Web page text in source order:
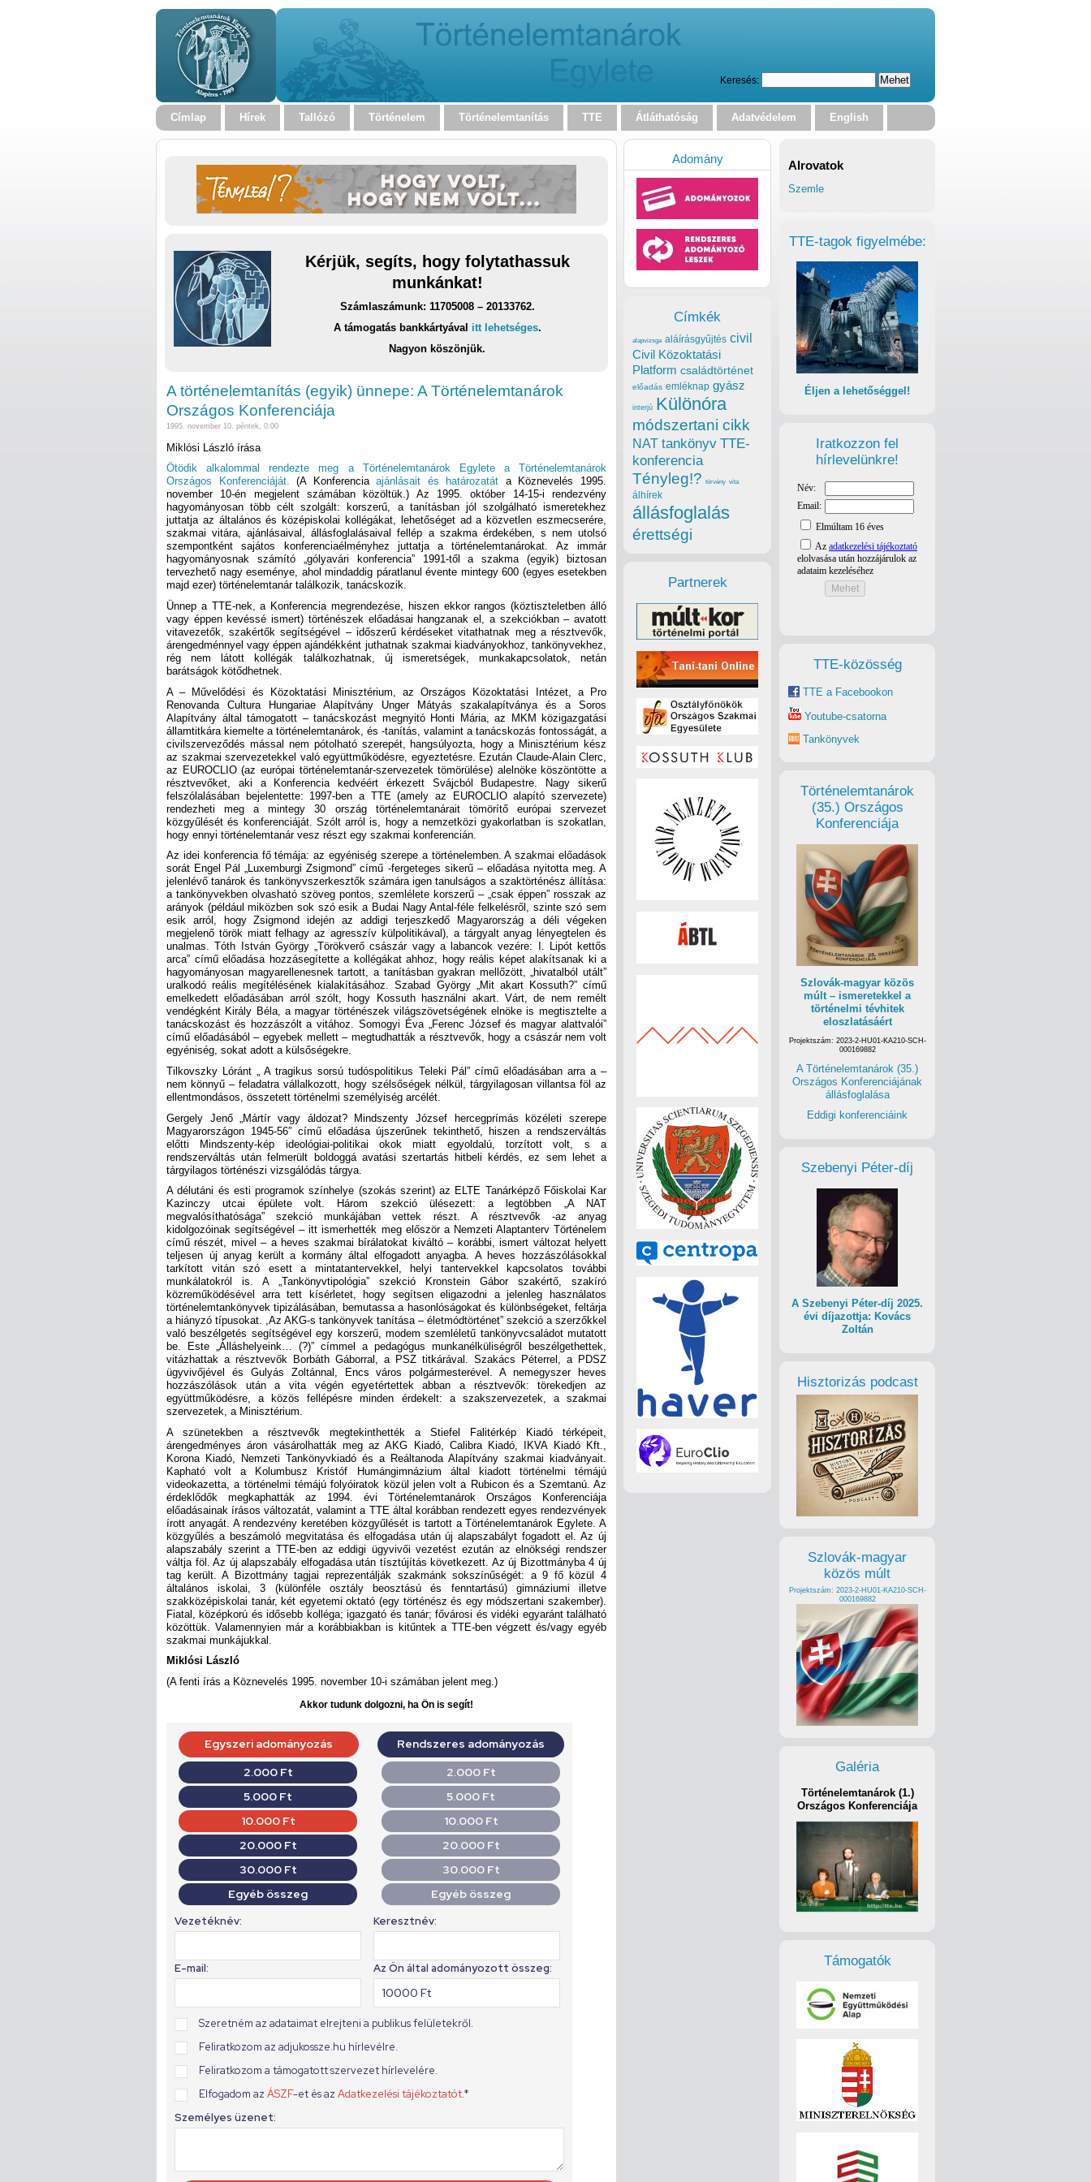
Keresés:
Címlap Hírek Tallózó Történelem Történelemtanítás TTE Átláthatóság Adatvédelem English
Kérjük, segíts, hogy folytathassuk
munkánkat!
Számlaszámunk: 11705008 – 20133762.
A támogatás bankkártyával itt lehetséges.
Nagyon köszönjük.
A történelemtanítás (egyik) ünnepe: A Történelemtanárok
Országos Konferenciája
1995. november 10. péntek, 0:00
Miklósi László írása
Ötödik alkalommal rendezte meg a Történelemtanárok Egylete a Történelemtanárok
Országos Konferenciáját. (A Konferenciaajánlásait és határozatát a Köznevelés 1995.
november 10-én megjelent számában közöltük.) Az 1995. október 14-15-i rendezvény
hagyományosan több célt szolgált: korszerű, a tanításban jól szolgálható ismeretekhez
juttatja az általános és középiskolai kollégákat, lehetőséget ad a közvetlen eszmecserére,
szakmai vitára, ajánlásaival, állásfoglalásaival fellép a szakma érdekében, s nem utolsó
szempontként sajátos konferenciaélményhez juttatja a történelemtanárokat. Az immár
hagyományosnak számító „gólyavári konferencia” 1991-től a szakma (egyik) biztosan
tervezhető nagy eseménye, ahol mindaddig páratlanul évente mintegy 600 (egyes esetekben
majd ezer) történelemtanár találkozik, tanácskozik.
Ünnep a TTE-nek, a Konferencia megrendezése, hiszen ekkor rangos (köztiszteletben álló
vagy éppen kevéssé ismert) történészek előadásai hangzanak el, a szekciókban – avatott
vitavezetők, szakértők segítségével – időszerű kérdéseket vitathatnak meg a résztvevők,
árengedménnyel vagy éppen ajándékként juthatnak szakmai kiadványokhoz, tankönyvekhez,
rég nem látott kollégák találkozhatnak, új ismeretségek, munkakapcsolatok, netán
barátságok kötődhetnek.
A – Művelődési és Közoktatási Minisztérium, az Országos Közoktatási Intézet, a Pro
Renovanda Cultura Hungariae Alapítvány Unger Mátyás szakalapítványa és a Soros
Alapítvány által támogatott – tanácskozást megnyitó Honti Mária, az MKM közigazgatási
államtitkára kiemelte a történelemtanárok, és -tanítás, valamint a tanácskozás fontosságát, a
civilszerveződés mással nem pótolható szerepét, hangsúlyozta, hogy a Minisztérium kész
az szakmai szervezetekkel való együttműködésre, egyeztetésre. Ezután Claude-Alain Clerc,
az EUROCLIO (az európai történelemtanár-szervezetek tömörülése) alelnöke köszöntötte a
résztvevőket, aki a Konferencia kedvéért érkezett Svájcból Budapestre. Nagy sikerű
felszólalásában bejelentette: 1997-ben a TTE (amely az EUROCLIO alapító szervezete)
rendezheti meg a mintegy 30 ország történelemtanárait tömörítő európai szervezet
közgyűlését és konferenciáját. Szólt arról is, hogy a nemzetközi gyakorlatban is szokatlan,
hogy ennyi történelemtanár vesz részt egy szakmai konferencián.
Az idei konferencia fő témája: az egyéniség szerepe a történelemben. A szakmai előadások
sorát Engel Pál „Luxemburgi Zsigmond” című -fergeteges sikerű – előadása nyitotta meg. A
jelenlévő tanárok és tankönyvszerkesztők számára igen tanulságos a szaktörténész állítása:
a tankönyvekben olvasható szöveg pontos, szemlélete korszerű – „csak éppen” rosszak az
arányok (például miközben sok szó esik a Budai Nagy Antal-féle felkelésről, szinte szó sem
esik arról, hogy Zsigmond idején az addigi terjeszkedő Magyarország a déli végeken
megjelenő török miatt felhagy az agresszív külpolitikával), a tárgyalt anyag lényegtelen és
unalmas. Tóth István György „Törökverő császár vagy a labancok vezére: I. Lipót kettős
arca” című előadása hozzásegítette a kollégákat ahhoz, hogy reális képet alakítsanak ki a
hagyományosan magyarellenesnek tartott, a tanításban gyakran mellőzött, „hivatalból utált”
uralkodó reális megítélésének kialakításához. Szabad György „Mit akart Kossuth?” című
emelkedett előadásában arról szólt, hogy Kossuth használni akart. Várt, de nem remélt
vendégként Király Béla, a magyar történészek világszövetségének elnöke is megtisztelte a
tanácskozást és hozzászólt a vitához. Somogyi Éva „Ferenc József és magyar alattvalói”
című előadásából – egyebek mellett – megtudhatták a résztvevők, hogy a császár nem volt
egyéniség, sokat adott a külsőségekre.
Tilkovszky Lóránt „ A tragikus sorsú tudós­politikus Teleki Pál” című előadásában arra a –
nem könnyű – feladatra vállalkozott, hogy szélsőségek nélkül, tárgyilagosan villantsa föl az
ellentmondásos, összetett történelmi személyiség arcélét.
Gergely Jenő „Mártír vagy áldozat? Mindszenty József hercegprímás közéleti szerepe
Magyarországon 1945-56″ című előadása újszerűnek tekinthető, hiszen a rendszerváltás
előtti Mindszenty-kép ideológiai-politikai okok miatt egyoldalú, torzított volt, s a
rendszerváltás után felmerült boldoggá avatási szertartás hitbeli kérdés, ez sem lehet a
tárgyilagos történészi vizsgálódás tárgya.
A délutáni és esti programok színhelye (szokás szerint) az ELTE Tanárképző Főiskolai Kar
Kazinczy utcai épülete volt. Három szekció ülésezett: a legtöbben „A NAT
megvalósíthatósága” szekció munkájában vettek részt. A résztvevők -az anyag
kidolgozóinak segítségével – itt ismerhették meg először a Nemzeti Alaptanterv Történelem
című részét, mivel – a heves szakmai bírálatokat kiváltó – korábbi, ismert változat helyett
teljesen új anyag került a kormány által elfogadott anyagba. A heves hozzászólásokkal
tarkított vitán szó esett a mintatantervekkel, helyi tantervekkel kapcsolatos további
munkálatokról is. A „Tankönyvtipológia” szekció Kronstein Gábor szakértő, szakíró
közreműködésével arra tett kísérletet, hogy segítsen eligazodni a jelenleg használatos
történelemtankönyvek tipizálásában, bemutassa a hasonlóságokat és különbségeket, feltárja
a hiányzó típusokat. ,Az AKG-s tankönyvek tanítása – életmódtörténet” szekció a szerzőkkel
való beszélgetés segítségével egy korszerű, modem szemléletű tankönyvcsaládot mutatott
be. Este „Álláshelyeink… (?)” címmel a pedagógus munkanélküliségről beszélgethettek,
vitázhattak a résztvevők Borbáth Gáborral, a PSZ titkárával. Szakács Péterrel, a PDSZ
ügyvivőjével és Gulyás Zoltánnal, Encs város polgármesterével. A nemegyszer heves
hozzászólások után a vita végén egyetértettek abban a résztvevők: törekedjen az
együttműködésre, a közös fellépésre minden érdekelt: a szakszervezetek, a szakmai
szervezetek, a Minisztérium.
A szünetekben a résztvevők megtekinthették a Stiefel Falitérkép Kiadó térképeit,
árengedményes áron vásárolhatták meg az AKG Kiadó, Calibra Kiadó, IKVA Kiadó Kft.,
Korona Kiadó, Nemzeti Tankönyvkiadó és a Reáltanoda Alapítvány szakmai kiadványait.
Kapható volt a Kolumbusz Kristóf Humángimnázium által kiadott történelmi témájú
videokazetta, a történelmi témájú folyóiratok közül jelen volt a Rubicon és a Szemtanú. Az
érdeklődők megkaphatták az 1994. évi Történelemtanárok Országos Konferenciája
előadásainak írásos változatát, valamint a TTE által korábban rendezett egyes rendezvények
írott anyagát. A rendezvény keretében közgyűlését is tartott a Történelemtanárok Egylete. A
közgyűlés a beszámoló megvitatása és elfogadása után új alapszabályt fogadott el. Az új
alapszabály szerint a TTE-ben az eddigi ügyvivői vezetést ezután az elnökségi rendszer
váltja föl. Az új alapszabály elfogadása után tísztújítás következett. Az új Bizottmányba 4 új
tag került. A Bizottmány tagjai reprezentálják szakmánk sokszínűségét: a 9 fő közül 4
általános iskolai, 3 (különféle osztály beosztású és fenntartású) gimnáziumi illetve
szakközépiskolai tanár, két egyetemi oktató (egy történész és egy módszertani szakember).
Fiatal, középkorú és idősebb kolléga; igazgató és tanár; fővárosi és vidéki egyaránt található
közöttük. Valamennyien már a korábbiakban is kitűntek a TTE-ben végzett és/vagy egyéb
szakmai munkájukkal.
Miklósi László
(A fenti írás a Köznevelés 1995. november 10-i számában jelent meg.)
Akkor tudunk dolgozni, ha Ön is segít!
Alrovatok
Szemle
TTE-tagok figyelmébe:
Éljen a lehetőséggel!
Iratkozzon fel
hírlevelünkre!
TTE-közösség
TTE a Facebookon
Youtube-csatorna
Tankönyvek
Történelemtanárok
(35.) Országos
Konferenciája
Szlovák-magyar közös
múlt – ismeretekkel a
történelmi tévhitek
eloszlatásáért
Projektszám: 2023-2-HU01-KA210-SCH-
000169882
A Történelemtanárok (35.)
Országos Konferenciájának
állásfoglalása
Eddigi konferenciáink
Szebenyi Péter-díj
A Szebenyi Péter-díj 2025.
évi díjazottja: Kovács
Zoltán
Hisztorizás podcast
Szlovák-magyar
közös múlt
Projektszám: 2023-2-HU01-KA210-SCH-
000169882
Galéria
Történelemtanárok (1.)
Országos Konferenciája
Támogatók
Adomány
Címkék
alapvizsga aláírásgyűjtés civil
Civil Közoktatási
Platform családtörténet
előadás emléknap gyász
interjú Különóra
módszertani cikk
NAT tankönyv TTE-
konferencia
Tényleg!? törvény vita
álhírek
állásfoglalás
érettségi
Partnerek